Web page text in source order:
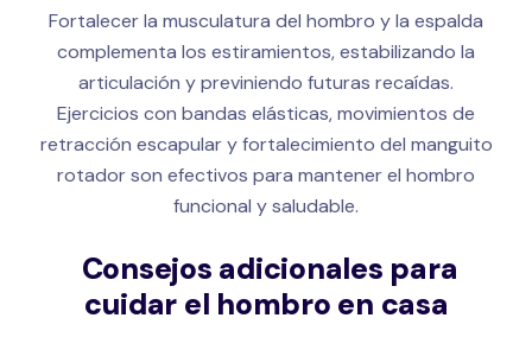
Fortalecer la musculatura del hombro y la espalda
complementa los estiramientos, estabilizando la
articulación y previniendo futuras recaídas.
Ejercicios con bandas elásticas, movimientos de
retracción escapular y fortalecimiento del manguito
rotador son efectivos para mantener el hombro
funcional y saludable.
Consejos adicionales para
cuidar el hombro en casa